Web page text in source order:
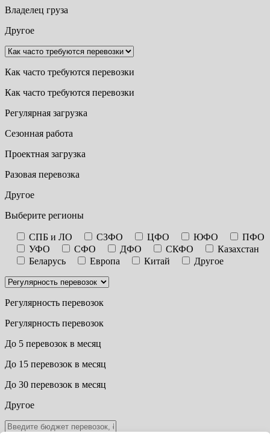
Владелец груза
Другое
Как часто требуются перевозки
Как часто требуются перевозки
Регулярная загрузка
Сезонная работа
Проектная загрузка
Разовая перевозка
Другое
Выберите регионы
СПБ и ЛО СЗФО ЦФО ЮФО
ПФО
УФО
СФО ДФО СКФО
Казахстан
Беларусь
Европа Китай Другое
Регулярность перевозок
Регулярность перевозок
До 5 перевозок в месяц
До 15 перевозок в месяц
До 30 перевозок в месяц
Другое